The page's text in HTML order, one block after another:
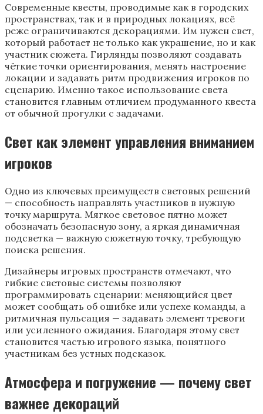
Современные квесты, проводимые как в городских
пространствах, так и в природных локациях, всё
реже ограничиваются декорациями. Им нужен свет,
который работает не только как украшение, но и как
участник сюжета. Гирлянды позволяют создавать
чёткие точки ориентирования, менять настроение
локации и задавать ритм продвижения игроков по
сценарию. Именно такое использование света
становится главным отличием продуманного квеста
от обычной прогулки с задачами.
Свет как элемент управления вниманием
игроков
Одно из ключевых преимуществ световых решений
— способность направлять участников в нужную
точку маршрута. Мягкое световое пятно может
обозначать безопасную зону, а яркая динамичная
подсветка — важную сюжетную точку, требующую
поиска решения.
Дизайнеры игровых пространств отмечают, что
гибкие световые системы позволяют
программировать сценарии: меняющийся цвет
может сообщать об ошибке или успехе команды, а
ритмичная пульсация — задавать элемент тревоги
или усиленного ожидания. Благодаря этому свет
становится частью игрового языка, понятного
участникам без устных подсказок.
Атмосфера и погружение — почему свет
важнее декораций